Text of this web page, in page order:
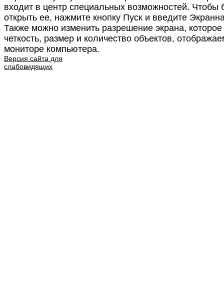
входит в центр специальных возможностей. Чтобы
открыть ее, нажмите кнопку Пуск и введите
Также можно изменить разрешение экрана,
четкость, размер и количество объектов,
мониторе компьютера.
Версия сайта для
слабовидящих